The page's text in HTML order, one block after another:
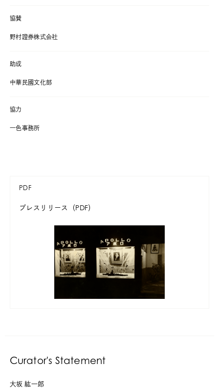
協賛
野村證券株式会社
助成
中華民國文化部
協力
一色事務所
PDF
プレスリリース（PDF）
Curator's Statement
大坂 紘一郎